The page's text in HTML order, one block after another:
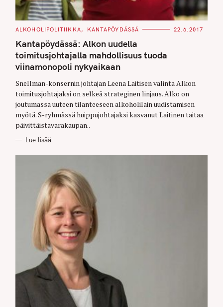
C
T
E
G
O
R
I
S
ALKOHOLIPOLITIIKKA KANTAPÖYDÄSSÄ 22.6.2017
Kantapöydässä: Alkon uudella
toimitusjohtajalla mahdollisuus tuoda
viinamonopoli nykyaikaan
Snellman-konsernin johtajan Leena Laitisen valinta Alkon
toimitusjohtajaksi on selkeä strateginen linjaus. Alko on
joutumassa uuteen tilanteeseen alkoholilain uudistamisen
myötä. S-ryhmässä huippujohtajaksi kasvanut Laitinen taitaa
päivittäistavarakaupan..
Lue lisää